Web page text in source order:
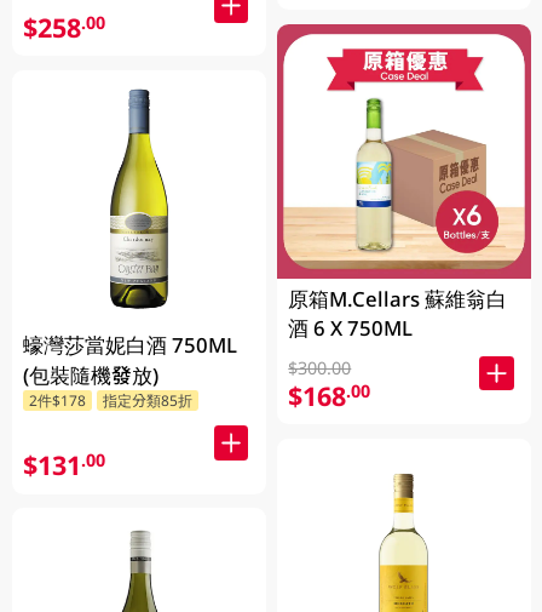
$258.00
蠔灣莎當妮白酒 750ML
(包裝隨機發放)
2件$178 指定分類85折
$131.00
原箱M.Cellars 蘇維翁白
酒 6 X 750ML
$300.00
$168.00